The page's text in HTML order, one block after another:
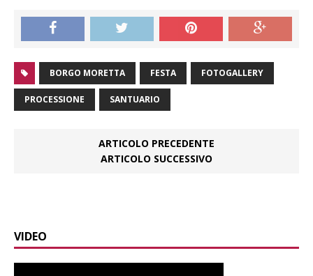
BORGO MORETTA FESTA FOTOGALLERY
PROCESSIONE SANTUARIO
ARTICOLO PRECEDENTE
ARTICOLO SUCCESSIVO
VIDEO